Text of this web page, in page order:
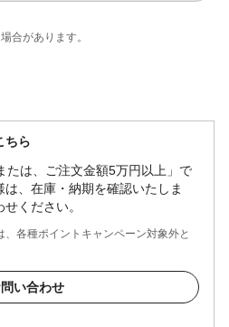
合が​あります。
ちら
たは、ご注文金額5万円以上」で
、在庫・納期を確認いたしま
ください。
各種ポイントキャンペーン対象外と
い合わせ